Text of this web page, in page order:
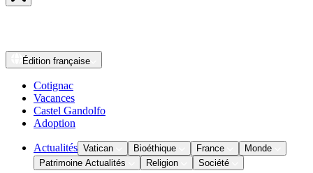
Édition française
Cotignac
Vacances
Castel Gandolfo
Adoption
Actualités Vatican Bioéthique France
Monde
Patrimoine Actualités
Religion Société